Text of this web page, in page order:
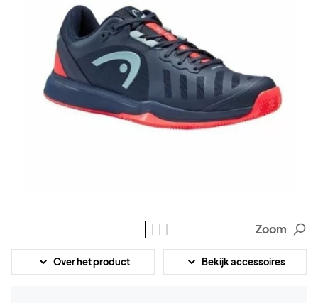
Zoom
Over het product Bekijk accessoires